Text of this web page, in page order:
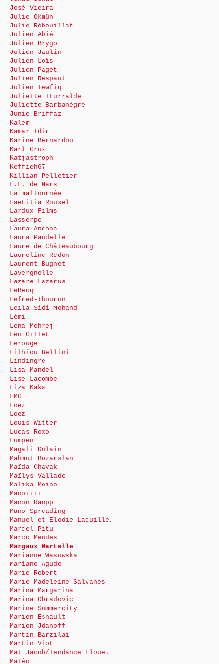
José Vieira
Julie Okmûn
Julie Rébouillat
Julien Abié
Julien Brygo
Julien Jaulin
Julien Loïs
Julien Paget
Julien Respaut
Julien Tewfiq
Juliette Iturralde
Juliette Barbanègre
Junie Briffaz
Kalem
Kamar Idir
Karine Bernardou
Karl Grux
Katjastroph
Keffieh67
Killian Pelletier
L.L. de Mars
La maltournée
Laëtitia Rouxel
Lardux Films
Lasserpe
Laura Ancona
Laura Pandelle
Laure de Châteaubourg
Laureline Redon
Laurent Bugnet
Lavergnolle
Lazare Lazarus
LeBecq
Lefred-Thouron
Leïla Sidi-Mohand
Lémi
Lena Mehrej
Léo Gillet
Lerouge
Lilhiou Bellini
Lindingre
Lisa Mandel
Lise Lacombe
Liza Kaka
LMG
Loez
Loez
Louis Witter
Lucas Roxo
Lumpen
Magali Dulain
Mahmut Bozarslan
Maïda Chavak
Maïlys Vallade
Malika Moine
Manoïïïï
Manon Raupp
Mano Spreading
Manuel et Elodie Laquille.
Marcel Pitu
Marco Mendes
Margaux Wartelle
Marianne Wasowska
Mariano Agudo
Marie Robert
Marie-Madeleine Salvanes
Marina Margarina
Marina Obradovic
Marine Summercity
Marion Esnault
Marion Jdanoff
Martin Barzilai
Martin Viot
Mat Jacob/Tendance Floue.
Matéo